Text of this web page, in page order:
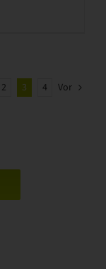
2 3 4 Vor